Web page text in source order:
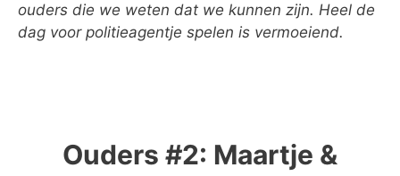
ouders die we weten dat we kunnen zijn. Heel de
dag voor politieagentje spelen is vermoeiend.
Ouders #2: Maartje &